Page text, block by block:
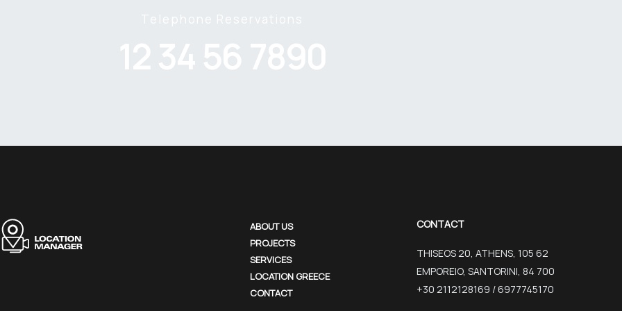
ABOUT US
PROJECTS
SERVICES
LOCATION GREECE
CONTACT
CONTACT
THISEOS 20, ATHENS, 105 62
EMPOREIO, SANTORINI, 84 700
+30 2112128169 / 6977745170